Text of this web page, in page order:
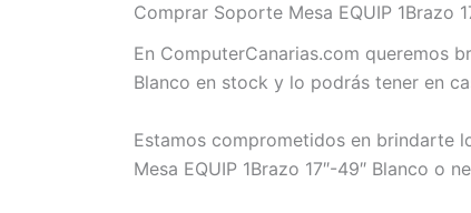
Comprar Soporte Mesa EQUIP 1Brazo
En ComputerCanarias.com queremos
Blanco en stock y lo podrás tener en
Estamos comprometidos en brindarte
Mesa EQUIP 1Brazo 17″-49″ Blanco o